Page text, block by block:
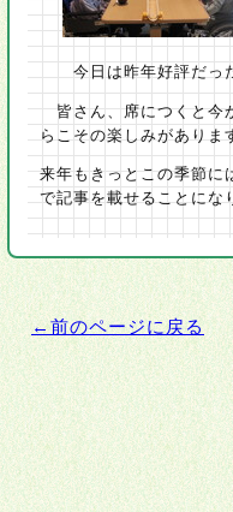
今日は昨年好評だっ
皆さん、席につくと今
らこその楽しみがあり
来年もきっとこの季節に
で記事を載せることにな
←前のページに戻る